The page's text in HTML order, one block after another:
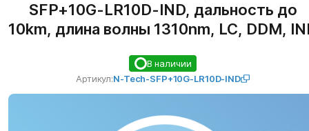
SFP+10G-LR10D-IND, дальность до
10km, длина волны 1310nm, LC, DDM,
В наличии
Артикул:N-Tech-SFP+10G-LR10D-IND